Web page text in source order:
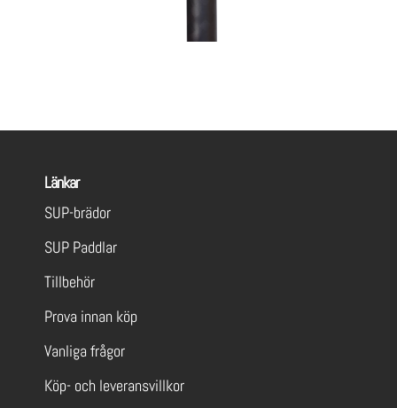
Länkar
SUP-brädor
SUP Paddlar
Tillbehör
Prova innan köp
Vanliga frågor
Köp- och leveransvillkor